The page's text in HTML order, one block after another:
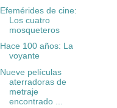
Efemérides de cine:
Los cuatro
mosqueteros
Hace 100 años: La
voyante
Nueve películas
aterradoras de
metraje
encontrado ...